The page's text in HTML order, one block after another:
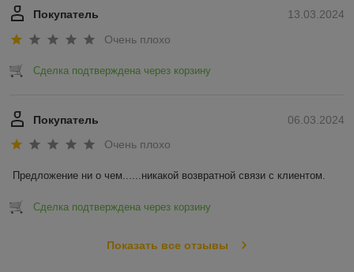
13.03.2024
Покупатель
Очень плохо
Сделка подтверждена через корзину
06.03.2024
Покупатель
Очень плохо
Предложение ни о чем......никакой возвратной связи с клиентом.
Сделка подтверждена через корзину
Показать все отзывы